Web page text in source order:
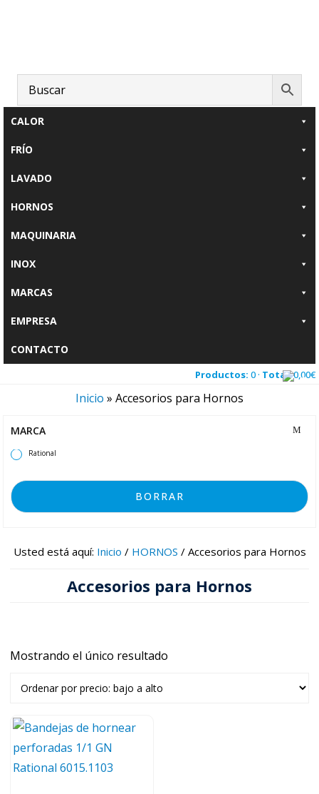
lateral
principal
página
CALOR
FRÍO
LAVADO
HORNOS
MAQUINARIA
INOX
MARCAS
EMPRESA
CONTACTO
Productos: 0 · Total:0,00€
Inicio » Accesorios para Hornos
MARCA
Rational
BORRAR
Usted está aquí: Inicio / HORNOS /Accesorios para Hornos
Accesorios para Hornos
Mostrando el único resultado